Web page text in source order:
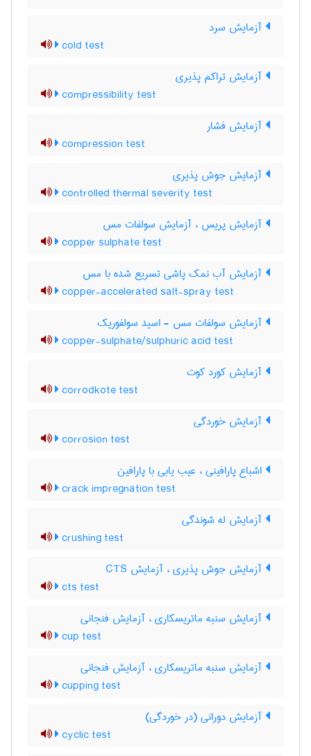
آزمایش سرد
cold test
آزمایش تراکم پذیری
compressibility test
آزمایش فشار
compression test
آزمایش جوش پذیری
controlled thermal severity test
آزمایش پریس ، آزمایش سولفات مس
copper sulphate test
آزمایش آب نمک پاشی تسریع شده با مس
copper-accelerated salt-spray test
آزمایش سولفات مس - اسید سولفوریک
copper-sulphate/sulphuric acid test
آزمایش کورد کوت
corrodkote test
آزمایش خوردگی
corrosion test
اشباع پارافینی ، عیب یابی با پارافین
crack impregnation test
آزمایش له شوندگی
crushing test
آزمایش جوش پذیری ، آزمایش CTS
cts test
آزمایش سنبه ماتریسکاری ، آزمایش فنجانی
cup test
آزمایش سنبه ماتریسکاری ، آزمایش فنجانی
cupping test
آزمایش دورانی (در خوردگی)
cyclic test